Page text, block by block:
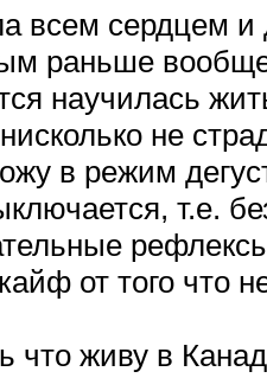
всем сердцем
раньше
научилась
не
в режим
т.е.
от того что
что живу в